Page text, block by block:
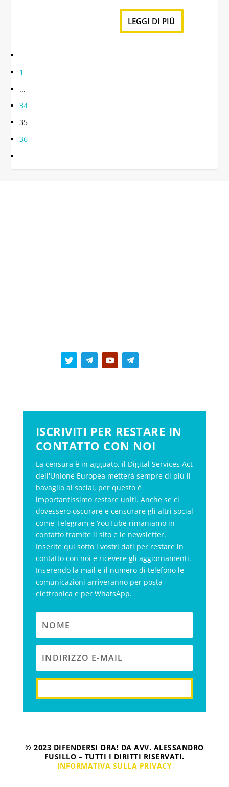
LEGGI DI PIÙ
1
...
34
35
36
ISCRIVITI PER RESTARE IN
CONTATTO CON NOI
La censura è in agguato, il Digital Services Act
dell'Unione Europea metterà sempre di più il
bavaglio ai social, per questo è
importantissimo restare uniti. Anche se ci
dovessero oscurare e censurare gli altri social
come Telegram e YouTube rimaniamo in
contatto tramite il sito e le newsletter.
Inserite qui sotto i vostri dati per restare in
contatto con noi e ricevere gli aggiornamenti.
Inserendo la mail e il numero di telefono le
comunicazioni arriveranno per posta
elettronica e per WhatsApp.
© 2023 DIFENDERSI ORA! DA AVV. ALESSANDRO
FUSILLO – TUTTI I DIRITTI RISERVATI.
INFORMATIVA SULLA PRIVACY